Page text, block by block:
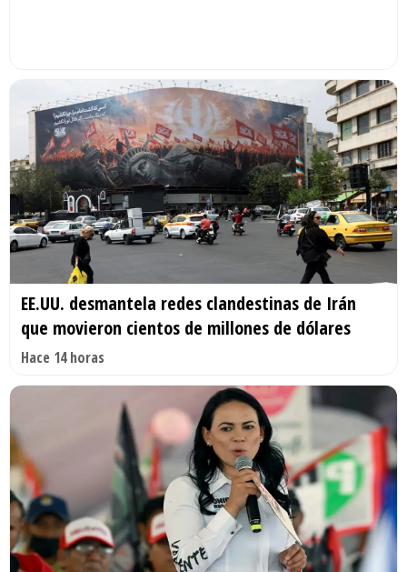
EE.UU. desmantela redes clandestinas de Irán
que movieron cientos de millones de dólares
Hace 14 horas